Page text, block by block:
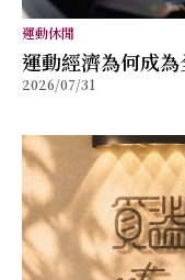
運動休閒
運動經濟為何成
2026/07/31